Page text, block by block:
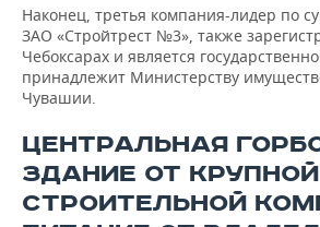
Наконец, третья компания-лидер по
ЗАО «Стройтрест №3», также
Чебоксарах и является
принадлежит Министерству
Чувашии.
ЦЕНТРАЛЬНАЯ
ЗДАНИЕ ОТ КРУПНОЙ
СТРОИТЕЛЬНОЙ